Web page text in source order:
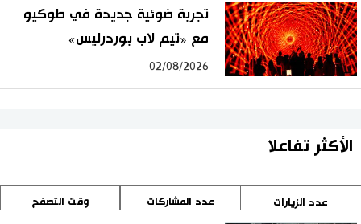
تجربة ضوئية جديدة في طوكيو
مع «تيم لاب بوردرليس»
02/08/2026
الأكثر تفاعلا
عدد الزيارات عدد المشاركات وقت التصفح